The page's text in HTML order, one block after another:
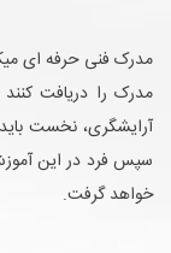
مدرک فنی حرفه ای
مدرک را دریافت
آرایشگری، نخست
سپس فرد در این
خواهد گرفت.